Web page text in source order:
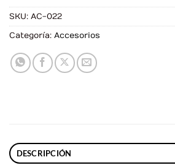
SKU: AC-022
Categoría: Accesorios
DESCRIPCIÓN